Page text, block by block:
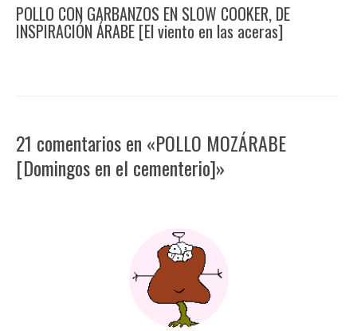
POLLO CON GARBANZOS EN SLOW COOKER, DE
INSPIRACIÓN ÁRABE [El viento en las aceras]
21 comentarios en «POLLO MOZÁRABE
[Domingos en el cementerio]»